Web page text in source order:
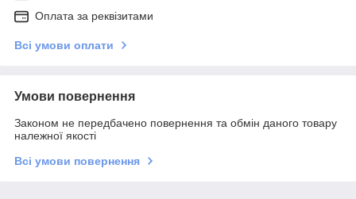
Оплата за реквізитами
Всі умови оплати
Умови повернення
Законом не передбачено повернення та обмін даного товару
належної якості
Всі умови повернення